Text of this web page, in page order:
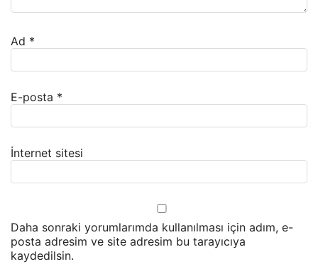
Ad *
E-posta *
İnternet sitesi
Daha sonraki yorumlarımda kullanılması için adım, e-
posta adresim ve site adresim bu tarayıcıya
kaydedilsin.